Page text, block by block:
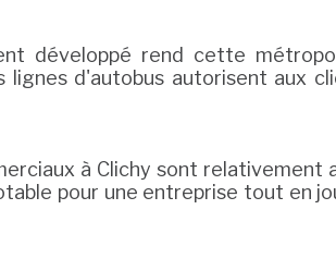
développé rend cette
d'autobus autorisent aux
à Clichy sont
pour une entreprise tout en